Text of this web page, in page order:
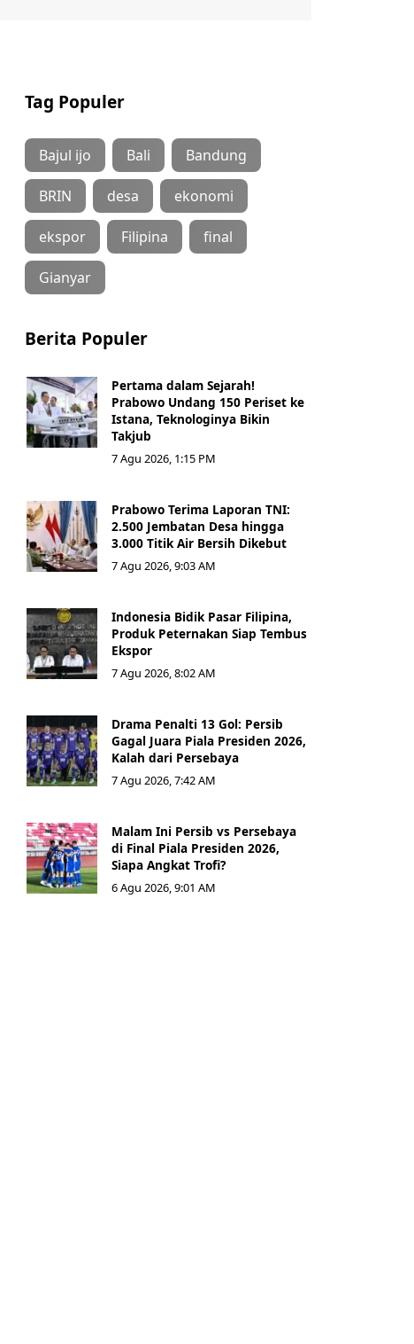
Tag Populer
Bajul ijo Bali Bandung
BRIN desa ekonomi
ekspor Filipina final
Gianyar
Berita Populer
Pertama dalam Sejarah!
Prabowo Undang 150 Periset ke
Istana, Teknologinya Bikin
Takjub
7 Agu 2026, 1:15 PM
Prabowo Terima Laporan TNI:
2.500 Jembatan Desa hingga
3.000 Titik Air Bersih Dikebut
7 Agu 2026, 9:03 AM
Indonesia Bidik Pasar Filipina,
Produk Peternakan Siap Tembus
Ekspor
7 Agu 2026, 8:02 AM
Drama Penalti 13 Gol: Persib
Gagal Juara Piala Presiden 2026,
Kalah dari Persebaya
7 Agu 2026, 7:42 AM
Malam Ini Persib vs Persebaya
di Final Piala Presiden 2026,
Siapa Angkat Trofi?
6 Agu 2026, 9:01 AM